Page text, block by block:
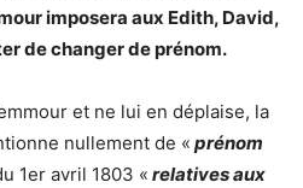
imposera aux Edith, David,
de changer de prénom.
et ne lui en déplaise, la
nullement de « prénom
1er avril 1803 « relatives aux